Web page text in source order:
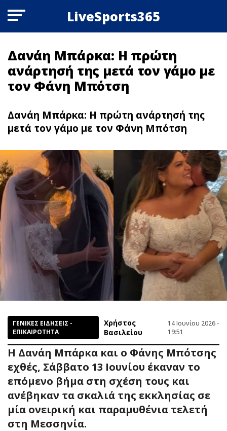
LiveSports365
Δανάη Μπάρκα: Η πρώτη
ανάρτησή της μετά τον γάμο με
τον Φάνη Μπότση
Δανάη Μπάρκα: Η πρώτη ανάρτησή της
μετά τον γάμο με τον Φάνη Μπότση
ΓΕΝΙΚΕΣ ΕΙΔΗΣΕΙΣ -
ΕΠΙΚΑΙΡΟΤΗΤΑ
Χρήστος
Βασιλείου
14 Ιουνίου 2026 -
19:51
Η Δανάη Μπάρκα και ο Φάνης Μπότσης
εχθές, Σάββατο 13 Ιουνίου έκαναν το
επόμενο βήμα στη σχέση τους και
ανέβηκαν τα σκαλιά της εκκλησίας σε
μία ονειρική και παραμυθένια τελετή
στη Μεσσηνία.